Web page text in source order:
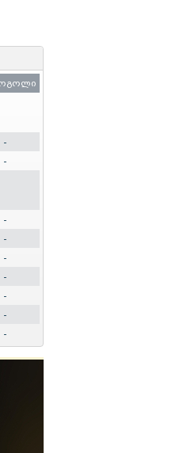
-
-
-
-
-
-
-
-
-